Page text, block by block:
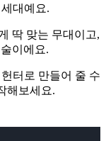
대예요.
딱 맞는 무대이고,
이에요.
터로 만들어 줄 수
해보세요.